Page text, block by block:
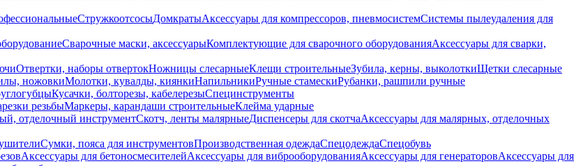
СтружкоотсосыДомкратыАксессуары для компрессоров, пневмосистемСистемы пылеудаления для
Сварочные маски, аксессуарыКомплектующие для сварочного оборудованияАксессуары для сварки,
Отвертки, наборы отвертокНожницы слесарныеКлещи строительныеЗубила, керны, выколоткиЩетки слесарные
ножовкиМолотки, кувалды, киянкиНапильникиРучные стамескиРубанки, рашпили ручные
Кусачки, болторезы, кабелерезыСпецинструменты
резьбыМаркеры, карандаши строительныеКлейма ударные
отделочный инструментСкотч, ленты малярныеДиспенсеры для скотчаАксессуары для малярных, отделочных
Сумки, пояса для инструментовПроизводственная одеждаСпецодеждаСпецобувь
Аксессуары для бетоносмесителейАксессуары для виброоборудованияАксессуары для генераторовАксессуары для